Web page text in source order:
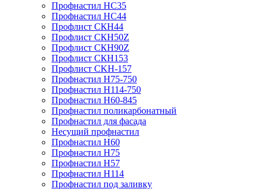
Профнастил HC35
Профнастил НС44
Профлист СКН44
Профлист СКН50Z
Профлист СКН90Z
Профлист СКН153
Профлист СKH-157
Профнастил Н75-750
Профнастил Н114-750
Профнастил Н60-845
Профнастил поликарбонатный
Профнастил для фасада
​Несущий профнастил
Профнастил H60
Профнастил Н75
Профнастил Н57
Профнастил Н114
Профнастил под заливку